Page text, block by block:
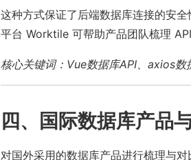
这种方式保证了后端数据库连接的安
平台 Worktile 可帮助产品团队梳理
核心关键词：Vue数据库API、axios
四、国际数据库产品
对国外采用的数据库产品进行梳理与对